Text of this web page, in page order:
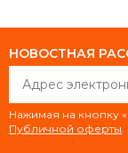
НОВОСТНАЯ
Нажимая на кнопку
Публичной оферты.